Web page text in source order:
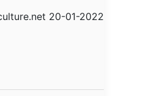
20-01-2022